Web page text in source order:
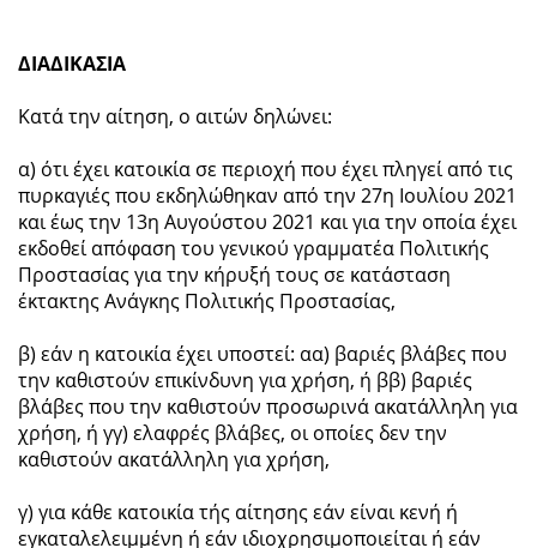
ΔΙΑΔΙΚΑΣΙΑ
Κατά την αίτηση, ο αιτών δηλώνει:
α) ότι έχει κατοικία σε περιοχή που έχει πληγεί από τις
πυρκαγιές που εκδηλώθηκαν από την 27η Ιουλίου 2021
και έως την 13η Αυγούστου 2021 και για την οποία έχει
εκδοθεί απόφαση του γενικού γραμματέα Πολιτικής
Προστασίας για την κήρυξή τους σε κατάσταση
έκτακτης Ανάγκης Πολιτικής Προστασίας,
β) εάν η κατοικία έχει υποστεί: αα) βαριές βλάβες που
την καθιστούν επικίνδυνη για χρήση, ή ββ) βαριές
βλάβες που την καθιστούν προσωρινά ακατάλληλη για
χρήση, ή γγ) ελαφρές βλάβες, οι οποίες δεν την
καθιστούν ακατάλληλη για χρήση,
γ) για κάθε κατοικία τής αίτησης εάν είναι κενή ή
εγκαταλελειμμένη ή εάν ιδιοχρησιμοποιείται ή εάν